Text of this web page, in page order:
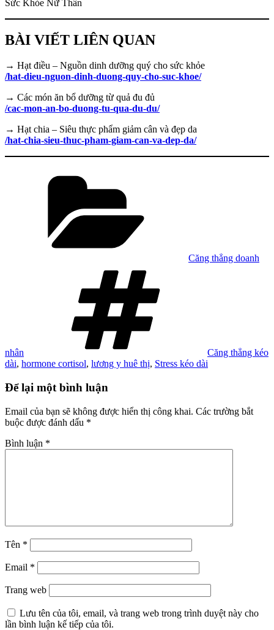
Sức Khỏe Nữ Thần
BÀI VIẾT LIÊN QUAN
→ Hạt điều – Nguồn dinh dưỡng quý cho sức khỏe
/hat-dieu-nguon-dinh-duong-quy-cho-suc-khoe/
→ Các món ăn bổ dưỡng từ quả đu đủ
/cac-mon-an-bo-duong-tu-qua-du-du/
→ Hạt chia – Siêu thực phẩm giảm cân và đẹp da
/hat-chia-sieu-thuc-pham-giam-can-va-dep-da/
Căng thẳng doanh
nhân
Căng thẳng kéo
dài, hormone cortisol, lương y huê thị, Stress kéo dài
Để lại một bình luận
Email của bạn sẽ không được hiển thị công khai. Các trường bắt
buộc được đánh dấu *
Bình luận *
Tên *
Email *
Trang web
Lưu tên của tôi, email, và trang web trong trình duyệt này cho
lần bình luận kế tiếp của tôi.